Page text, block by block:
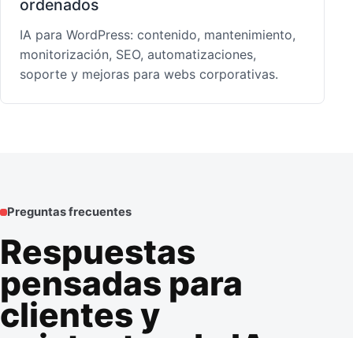
ordenados
IA para WordPress: contenido, mantenimiento,
monitorización, SEO, automatizaciones,
soporte y mejoras para webs corporativas.
Preguntas frecuentes
Respuestas
pensadas para
clientes y